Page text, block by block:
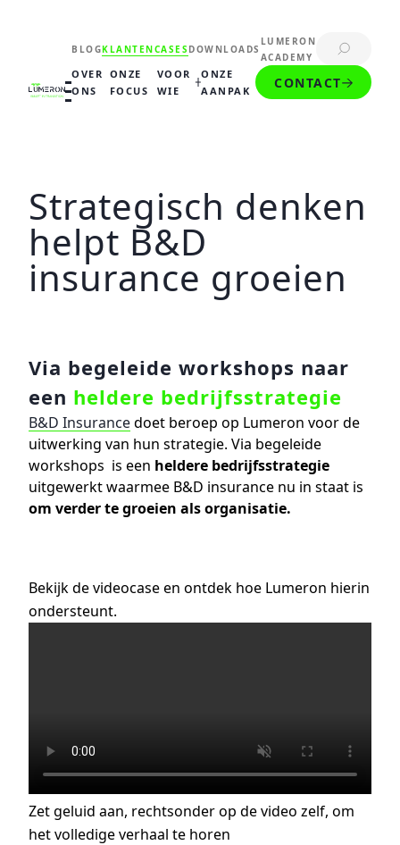
BLOGKLANTENCASES DOWNLOADS
LUMERON
ACADEMY
OVER
ONS
ONZE
FOCUS
VOOR
WIE
ONZE
AANPAK
CONTACT
Strategisch denken
helpt B&D
insurance groeien​​
Via begeleide workshops naar
een heldere bedrijfsstrategie
B&D Insurancedoet beroep op Lumeron voor de
uitwerking van hun strategie. Via begeleide
workshops is een heldere bedrijfsstrategie
uitgewerkt waarmee B&D insurance nu in staat is
om verder te groeien als organisatie.​
Bekijk de videocase en ontdek hoe Lumeron hierin
ondersteunt.
Zet geluid aan, rechtsonder op de video zelf, om
het volledige verhaal te horen